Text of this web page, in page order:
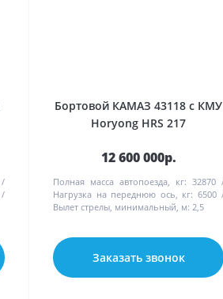
Бортовой КАМАЗ 43118 с КМУ
Horyong HRS 217
12 600 000р.
Полная масса автопоезда, кг: 32870
Нагрузка на переднюю ось, кг: 6500
Вылет стрелы, минимальный, м: 2,5
Заказать звонок